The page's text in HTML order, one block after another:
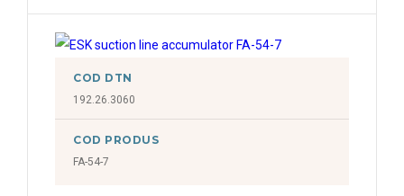
COD DTN
192.26.3060
COD PRODUS
FA-54-7